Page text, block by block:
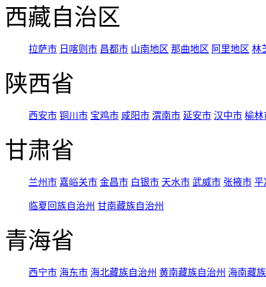
西藏自治区
拉萨市 日喀则市 昌都市 山南地区 那曲地区 阿里地区 林
陕西省
西安市 铜川市 宝鸡市 咸阳市 渭南市 延安市 汉中市 榆林
甘肃省
兰州市 嘉峪关市 金昌市 白银市 天水市 武威市 张掖市 平
临夏回族自治州 甘南藏族自治州
青海省
西宁市 海东市 海北藏族自治州 黄南藏族自治州 海南藏